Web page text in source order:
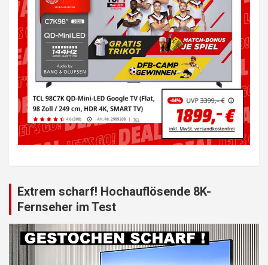
Extrem scharf! Hochauflösende 8K-
Fernseher im Test